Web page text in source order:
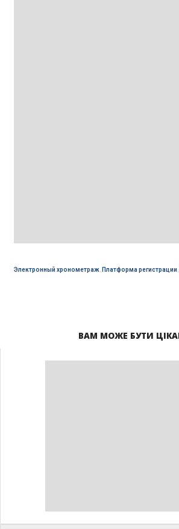
Электронный хронометраж, Платформа регистрации,
ВАМ МОЖЕ БУТИ